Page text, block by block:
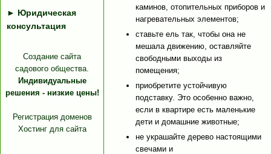
► Юридическая
консультация
Создание сайта
садового общества.
Индивидуальные
решения - низкие цены!
Регистрация доменов
Хостинг для сайта
каминов, отопительных приборов и
нагревательных элементов;
ставьте ель так, чтобы она не
мешала движению, оставляйте
свободными выходы из
помещения;
приобретите устойчивую
подставку. Это особенно важно,
если в квартире есть маленькие
дети и домашние животные;
не украшайте дерево настоящими
свечами и